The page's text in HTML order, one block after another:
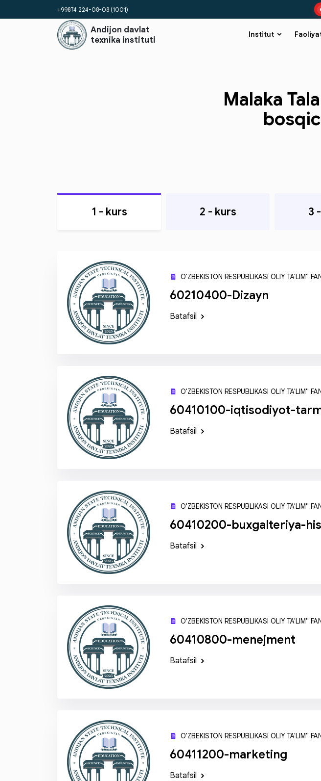
+99874 224-08-08 (1001)
Andijon davlat
texnika instituti
Institut
Malaka
1 - kurs 2 - kurs 3
O'ZBEKISTON RESPUBLIKASI OLIY TA'LIM"
60210400-Dizayn
Batafsil
O'ZBEKISTON RESPUBLIKASI OLIY TA'LIM"
60410100-iqtisodiyot-
Batafsil
O'ZBEKISTON RESPUBLIKASI OLIY TA'LIM"
60410200-buxgalteriya-
Batafsil
O'ZBEKISTON RESPUBLIKASI OLIY TA'LIM"
60410800-menejment
Batafsil
O'ZBEKISTON RESPUBLIKASI OLIY TA'LIM"
60411200-marketing
Batafsil